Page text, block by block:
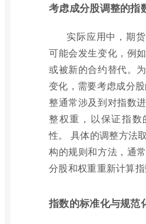
考虑成分股调整的指
实际应用中，期
可能会发生变化，例
或被新的合约替代。
变化，需要考虑成分
整通常涉及到对指数
整权重，以保证指
性。 具体的调整方法
构的规则和方法，通
分股和权重重新计算指
指数的标准化与规范